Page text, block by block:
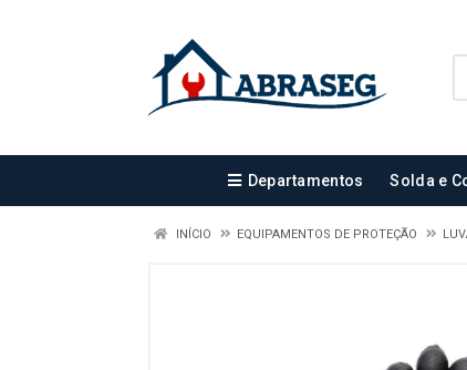
Departamentos Solda e
INÍCIO EQUIPAMENTOS DE PROTEÇÃO